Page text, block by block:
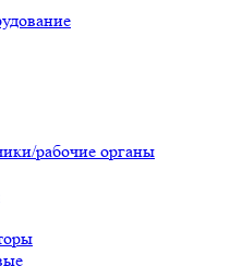
рабочие органы